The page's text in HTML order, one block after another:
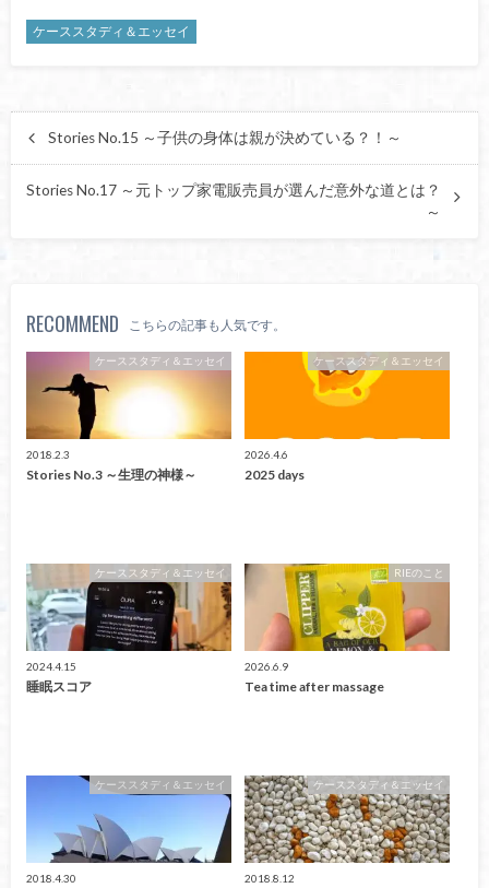
ケーススタディ＆エッセイ
Stories No.15 ～子供の身体は親が決めている？！～
Stories No.17 ～元トップ家電販売員が選んだ意外な道とは？
～
RECOMMEND こちらの記事も人気です。
ケーススタディ＆エッセイ
2018.2.3
Stories No.3 ～生理の神様～
ケーススタディ＆エッセイ
2026.4.6
2025 days
ケーススタディ＆エッセイ
2024.4.15
睡眠スコア
RIEのこと
2026.6.9
Tea time after massage
ケーススタディ＆エッセイ
2018.4.30
ケーススタディ＆エッセイ
2018.8.12